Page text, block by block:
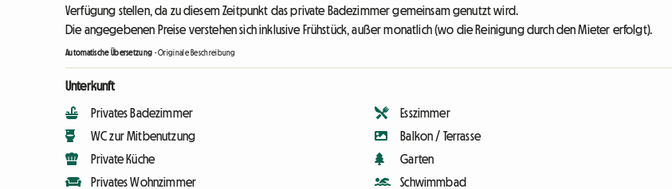
Verfügung stellen, da zu diesem Zeitpunkt das private Badezimmer gemeinsam genutzt wird.
Die angegebenen Preise verstehen sich inklusive Frühstück, außer monatlich (wo die Reinigung durch den Mieter erfolgt).
Automatische Übersetzung -Originale Beschreibung
Unterkunft
Privates Badezimmer
WC zur Mitbenutzung
Private Küche
Privates Wohnzimmer
Esszimmer
Balkon / Terrasse
Garten
Schwimmbad